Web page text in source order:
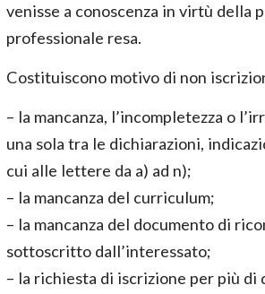
venisse a conoscenza in virtù della
professionale resa.
Costituiscono motivo di non
– la mancanza, l’incompletezza o
una sola tra le dichiarazioni,
cui alle lettere da a) ad n);
– la mancanza del curriculum;
– la mancanza del documento di
sottoscritto dall’interessato;
– la richiesta di iscrizione per più di